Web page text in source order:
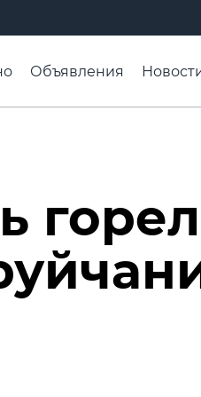
Объявления
горел